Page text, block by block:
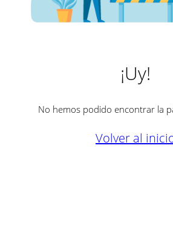
¡Uy!
No hemos podido encontrar la
Volver al